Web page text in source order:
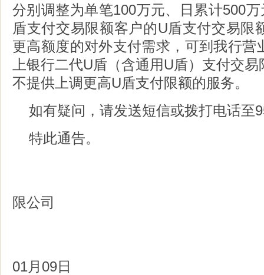
分别调整为单笔100万元、日累计500
盾支付交易限额客户的U盾支付交易限
更高额度的对外支付需求，可到我行营
上银行二代U盾（含通用U盾）支付交
不提供上调更高U盾支付限额的服务。
如有疑问，请发送短信或拨打电话至
特此通告。
限公司
01月09日